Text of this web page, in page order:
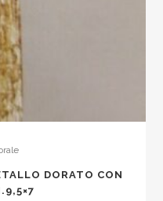
DORATO CON